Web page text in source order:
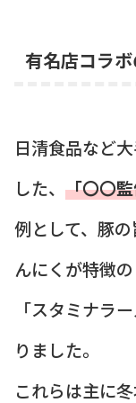
有名店コラ
日清食品など
した、 「〇〇
例として、豚
んにくが特徴
「スタミナラ
りました。
これらは主に